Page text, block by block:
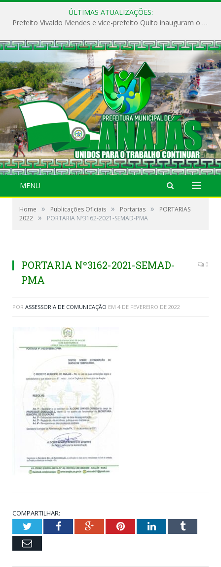
ÚLTIMAS ATUALIZAÇÕES:
Prefeito Vivaldo Mendes e vice-prefeito Quito inauguram o CAPS e fortalecem a saúde pública em Anajás.
MENU
Home » Publicações Oficiais » Portarias »
PORTARIAS
2022 » PORTARIA Nº3162-2021-SEMAD-PMA
PORTARIA Nº3162-2021-SEMAD-
PMA
0
POR ASSESSORIA DE COMUNICAÇÃO EM 4 DE FEVEREIRO DE 2022
COMPARTILHAR:
TwitterFacebookGoogle+PinterestLinkedInTumblr
Email